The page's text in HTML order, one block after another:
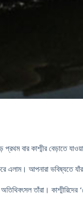
প্রথম বার কাশ্মীর
আপনারা ভবিষ্যতে
তাঁরা।